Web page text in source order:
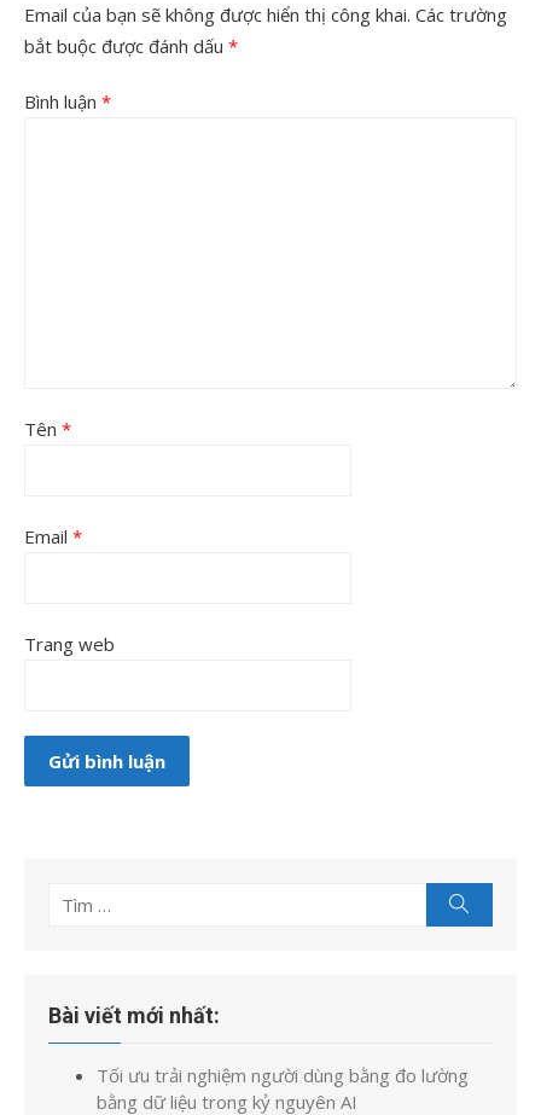
Email của bạn sẽ không được hiển thị công khai. Các trường
bắt buộc được đánh dấu *
Bình luận *
Tên *
Email *
Trang web
Tìm
kiếm
Bài viết mới nhất:
Tối ưu trải nghiệm người dùng bằng đo lường
bằng dữ liệu trong kỷ nguyên AI